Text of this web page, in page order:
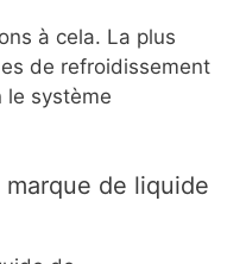
à cela. La plus
de refroidissement
le système
de liquide